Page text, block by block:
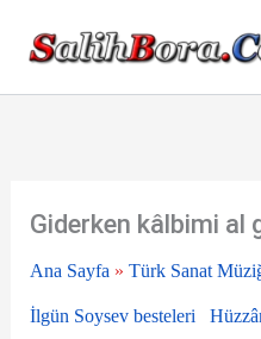
Giderken kâlbimi al
Ana Sayfa » Türk Sanat
İlgün Soysev besteleri